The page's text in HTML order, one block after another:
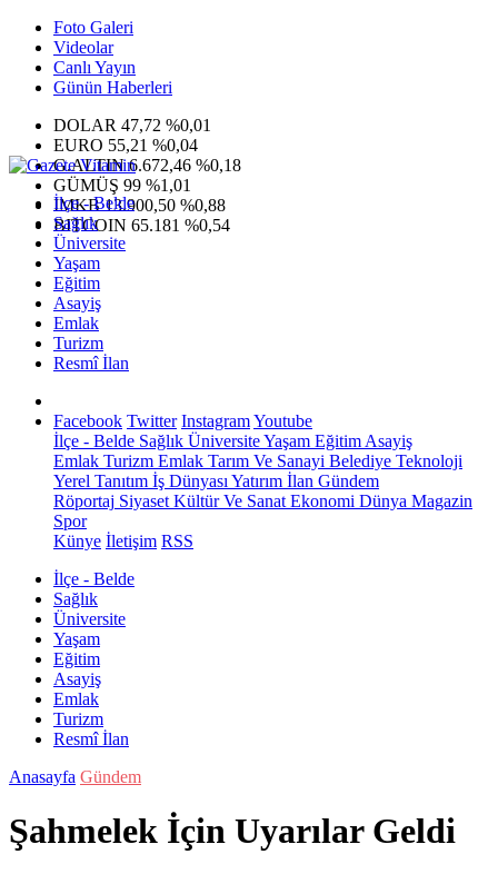
Foto Galeri
Videolar
Canlı Yayın
Günün Haberleri
DOLAR 47,72 %0,01
EURO 55,21 %0,04
G.ALTIN6.672,46 %0,18
GÜMÜŞ 99 %1,01
IMKB13.900,50 %0,88
BITCOIN 65.181 %0,54
İlçe - Belde
Sağlık
Üniversite
Yaşam
Eğitim
Asayiş
Emlak
Turizm
Resmî İlan
Facebook Twitter InstagramYoutube
İlçe - Belde Sağlık ÜniversiteYaşam Eğitim Asayiş
Emlak Turizm Emlak Tarım Ve Sanayi Belediye Teknoloji
Yerel Tanıtım İş Dünyası Yatırım İlan Gündem
Röportaj Siyaset Kültür Ve Sanat Ekonomi Dünya Magazin
Spor
Künye İletişim RSS
İlçe - Belde
Sağlık
Üniversite
Yaşam
Eğitim
Asayiş
Emlak
Turizm
Resmî İlan
Anasayfa Gündem
Şahmelek İçin Uyarılar Geldi